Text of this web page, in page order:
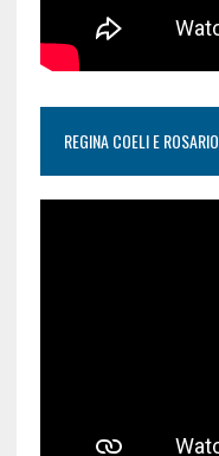
REGINA COELI E ROSARIO